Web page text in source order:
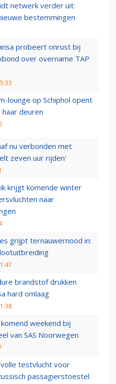
netwerk verder uit:
bestemmingen
probeert onrust bij
over overname TAP
lounge op Schiphol opent
deuren
nu verbonden met
zeven uur rijden'
krijgt komende winter
naar
grijpt ternauwernood in:
brandstof drukken
hard omlaag
weekend bij
van SAS Noorwegen
testvlucht voor
passagierstoestel